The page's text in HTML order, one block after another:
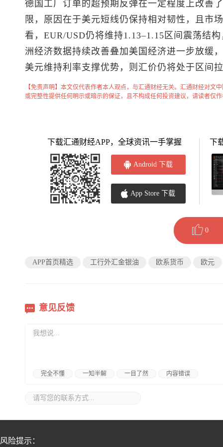
德国工厂订单的超预期反弹在一定程度上改善
限，原因在于美元短线仍保持相对韧性，且市
看，EUR/USD仍将维持1.13–1.15区间震荡结
洲经济数据持续改善叠加美国经济进一步放缓
美元维持利率支撑优势，则汇价仍将处于区间
【免责声明】本文仅代表作者本人观点，与汇通财经无关。汇通财经对文
或完整性提供任何明示或暗示的保证，且不构成任何投资建议，请读者仅
下载汇通财经APP，全球资讯一手掌握
Android 下载
App Store 下载
下
0
APP首页精选 工行外汇金银油 欧系货币 欧元
意见反馈
完全不懂 一知半解 一目了然 内容错误
风险提示：